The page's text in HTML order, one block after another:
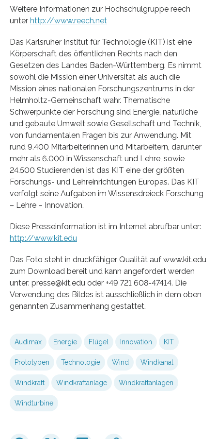
Weitere Informationen zur Hochschulgruppe reech
unter http://www.reech.net
Das Karlsruher Institut für Technologie (KIT) ist eine
Körperschaft des öffentlichen Rechts nach den
Gesetzen des Landes Baden-Württemberg. Es nimmt
sowohl die Mission einer Universität als auch die
Mission eines nationalen Forschungszentrums in der
Helmholtz-Gemeinschaft wahr. Thematische
Schwerpunkte der Forschung sind Energie, natürliche
und gebaute Umwelt sowie Gesellschaft und Technik,
von fundamentalen Fragen bis zur Anwendung. Mit
rund 9.400 Mitarbeiterinnen und Mitarbeitern, darunter
mehr als 6.000 in Wissenschaft und Lehre, sowie
24.500 Studierenden ist das KIT eine der größten
Forschungs- und Lehreinrichtungen Europas. Das KIT
verfolgt seine Aufgaben im Wissensdreieck Forschung
– Lehre – Innovation.
Diese Presseinformation ist im Internet abrufbar unter:
http://www.kit.edu
Das Foto steht in druckfähiger Qualität auf www.kit.edu
zum Download bereit und kann angefordert werden
unter: presse@kit.edu oder +49 721 608-47414. Die
Verwendung des Bildes ist ausschließlich in dem oben
genannten Zusammenhang gestattet.
Audimax Energie Flügel Innovation KIT
Prototypen Technologie Wind Windkanal
Windkraft Windkraftanlage Windkraftanlagen
Windturbine